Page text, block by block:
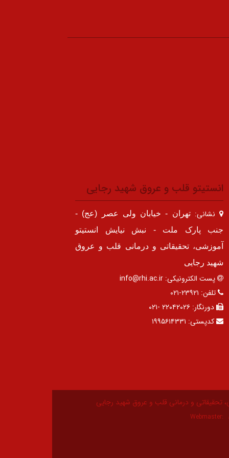
انستیتو قلب و عروق شهید رجایی
نشانی:تهران - خیابان ولی عصر (عج) -
جنب پارک ملت - نبش نیایش انستیتو
آموزشی، تحقیقاتی و درمانی قلب و عروق
شهید رجایی
پست الکترونیکی: info@rhi.ac.ir
تلفن: ۲۳۹۲۱-۰۲۱
دورنگار: ۲۲۰۴۲۰۲۶ -۰۲۱
کدپستی: ۱۹۹۵۶۱۴۳۳۱
تحقیقاتی و درمانی قلب و عروق شهید رجایی
Webmaster: